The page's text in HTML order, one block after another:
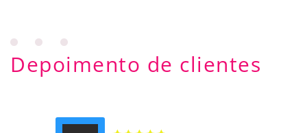
Depoimento de clientes